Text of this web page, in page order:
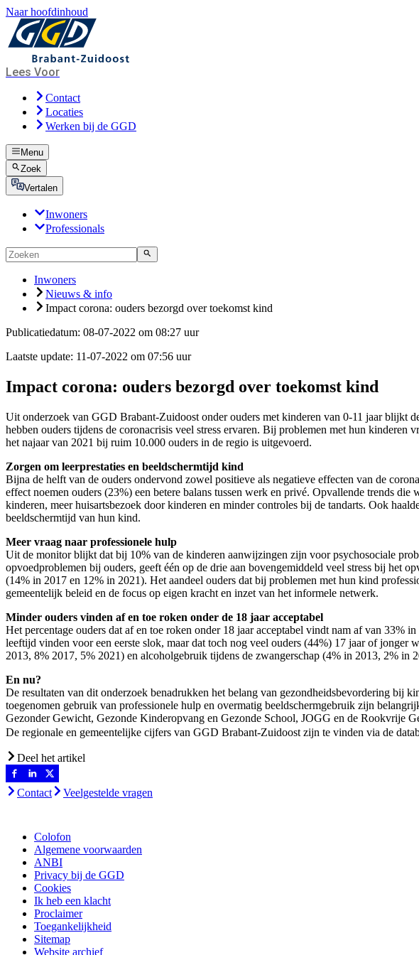
Naar hoofdinhoud
Lees Voor
Contact
Locaties
Werken bij de GGD
Menu
Zoek
Vertalen
Inwoners
Professionals
Inwoners
Nieuws & info
Impact corona: ouders bezorgd over toekomst kind
Publicatiedatum: 08-07-2022 om 08:27 uur
Laatste update: 11-07-2022 om 07:56 uur
Impact corona: ouders bezorgd over toekomst kind
Uit onderzoek van GGD Brabant-Zuidoost onder ouders met kinderen van 0-11 jaar blijkt
hebben ouders tijdens de coronacrisis veel stress ervaren. Bij problemen met hun
het najaar van 2021 bij ruim 10.000 ouders in de regio is uitgevoerd.
Zorgen om leerprestaties en beeldschermtijd kind
Bijna de helft van de ouders ondervond zowel positieve als negatieve effecten van de
effect noemen ouders (23%) een betere balans tussen werk en privé. Opvallende trends
kinderen, meer huisartsbezoek door kinderen en minder controles bij de tandarts. Ook
beeldschermtijd van hun kind.
Meer vraag naar professionele hulp
Uit de monitor blijkt dat bij 10% van de kinderen aanwijzingen zijn voor psychosociale
opvoedproblemen bij ouders, geeft één op de drie aan bovengemiddeld veel stress bij het
(14% in 2017 en 12% in 2021). Het aandeel ouders dat bij problemen met hun kind
gemeentelijk beleid en de focus op eigen kracht en inzet van het informele netwerk.
Minder ouders vinden af en toe roken onder de 18 jaar acceptabel
Het percentage ouders dat af en toe roken onder 18 jaar acceptabel vindt nam af van
leeftijd vinden voor een eerste slok, maar dat toch nog veel ouders (44%) 17 jaar of
2013, 8% 2017, 5% 2021) en alcoholgebruik tijdens de zwangerschap (4% in 2013, 2% in
En nu?
De resultaten van dit onderzoek benadrukken het belang van gezondheidsbevordering bij
toegenomen gebruik van professionele hulp en overmatig beeldschermgebruik zijn
Gezonder Gewicht, Gezonde Kinderopvang en Gezonde School, JOGG en de Rookvrije
De regionale en gemeentelijke cijfers van GGD Brabant-Zuidoost zijn te vinden via de
Deel het artikel
Contact Veelgestelde vragen
Colofon
Algemene voorwaarden
ANBI
Privacy bij de GGD
Cookies
Ik heb een klacht
Proclaimer
Toegankelijkheid
Sitemap
Website archief